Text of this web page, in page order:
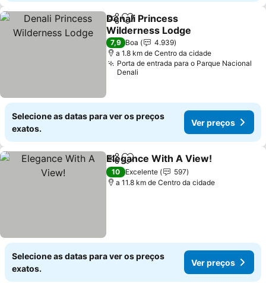
PartilharAdicionar aos favoritos
Denali Princess
Wilderness Lodge
Ver preços
7,9 Boa
4.939
a 1.8 km de Centro da cidade
Porta de entrada para o Parque Nacional
Denali
Selecione as datas para ver os preços
exatos.
Ver preços
PartilharAdicionar aos favoritos
Elegance With A View!
10 Excelente
597
a 11.8 km de Centro da cidade
Selecione as datas para ver os preços
exatos.
Ver preços